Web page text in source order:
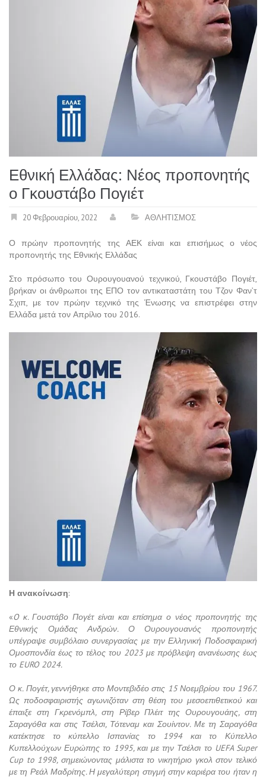
Εθνική Ελλάδας: Νέος προπονητής
ο Γκουστάβο Πογιέτ
20 Φεβρουαρίου, 2022 ΑΘΛΗΤΙΣΜΟΣ
Ο πρώην προπονητής της ΑΕΚ είναι και επισήμως ο νέος
προπονητής της Εθνικής Ελλάδας
Στο πρόσωπο του Ουρουγουανού τεχνικού, Γκουστάβο Πογιέτ,
βρήκαν οι άνθρωποι της ΕΠΟ τον αντικαταστάτη του Τζον Φαν’τ
Σχιπ, με τον πρώην τεχνικό της Ένωσης να επιστρέφει στην
Ελλάδα μετά τον Απρίλιο του 2016.
Η ανακοίνωση:
«O κ. Γουστάβο Πογέτ είναι και επίσημα ο νέος προπονητής της
Εθνικής Ομάδας Ανδρών. Ο Ουρουγουανός προπονητής
υπέγραψε συμβόλαιο συνεργασίας με την Ελληνική Ποδοσφαιρική
Ομοσπονδία έως το τέλος του 2023 με πρόβλεψη ανανέωσης έως
το EURO 2024.
Ο κ. Πογέτ, γεννήθηκε στο Μοντεβιδέο στις 15 Νοεμβρίου του 1967.
Ως ποδοσφαιριστής αγωνιζόταν στη θέση του μεσοεπιθετικού και
έπαιξε στη Γκρενόμπλ, στη Ρίβερ Πλέιτ της Ουρουγουάης, στη
Σαραγόθα και στις Τσέλσι, Τότεναμ και Σουίντον. Με τη Σαραγόθα
κατέκτησε το κύπελλο Ισπανίας το 1994 και το Κύπελλο
Κυπελλούχων Ευρώπης το 1995, και με την Τσέλσι το UEFA Super
Cup to 1998, σημειώνοντας μάλιστα το νικητήριο γκολ στον τελικό
με τη Ρεάλ Μαδρίτης. Η μεγαλύτερη στιγμή στην καριέρα του ήταν η